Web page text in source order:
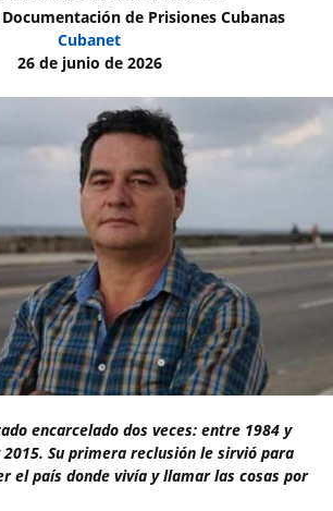
de Prisiones Cubanas
Cubanet
26 de junio de 2026
encarcelado dos veces: entre 1984 y
Su primera reclusión le sirvió para
el país donde vivía y llamar las cosas por